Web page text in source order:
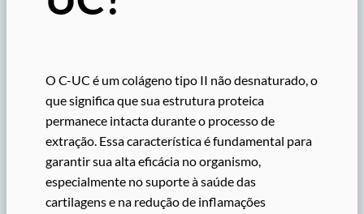
O C-UC é um colágeno tipo II não desnaturado, o
que significa que sua estrutura proteica
permanece intacta durante o processo de
extração. Essa característica é fundamental para
garantir sua alta eficácia no organismo,
especialmente no suporte à saúde das
cartilagens e na redução de inflamações